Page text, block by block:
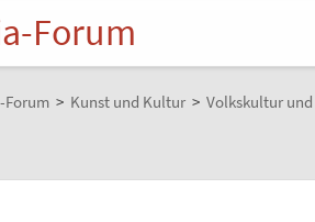
Forum
Forum > Kunst und Kultur > Volkskultur